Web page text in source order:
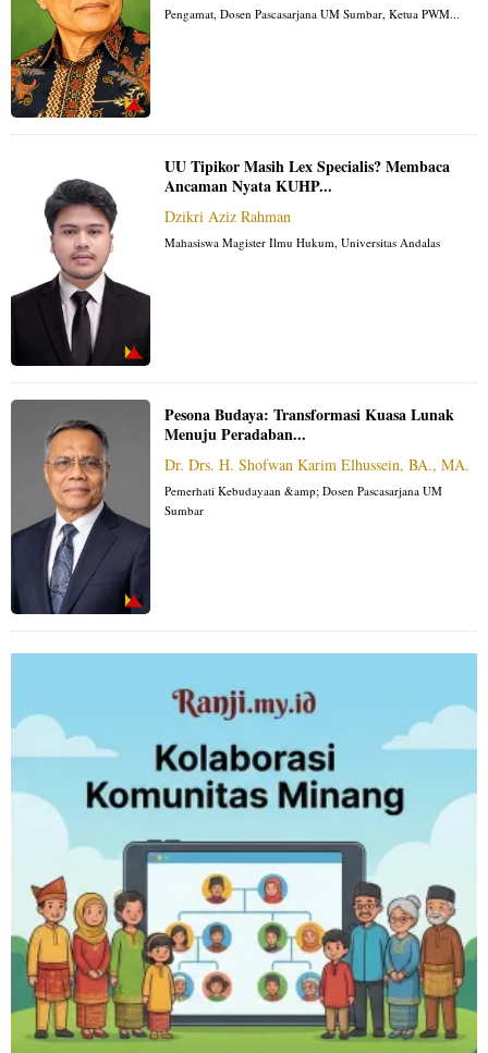
Pengamat, Dosen Pascasarjana UM Sumbar, Ketua PWM...
UU Tipikor Masih Lex Specialis? Membaca
Ancaman Nyata KUHP...
Dzikri Aziz Rahman
Mahasiswa Magister Ilmu Hukum, Universitas Andalas
Pesona Budaya: Transformasi Kuasa Lunak
Menuju Peradaban...
Dr. Drs. H. Shofwan Karim Elhussein, BA., MA.
Pemerhati Kebudayaan &amp; Dosen Pascasarjana UM
Sumbar